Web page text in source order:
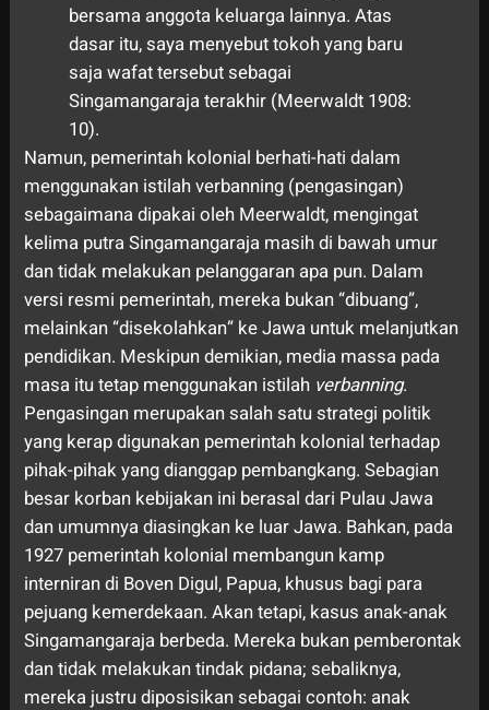
bersama anggota keluarga lainnya. Atas
dasar itu, saya menyebut tokoh yang baru
saja wafat tersebut sebagai
Singamangaraja terakhir (Meerwaldt 1908:
10).
Namun, pemerintah kolonial berhati-hati dalam
menggunakan istilah verbanning (pengasingan)
sebagaimana dipakai oleh Meerwaldt, mengingat
kelima putra Singamangaraja masih di bawah umur
dan tidak melakukan pelanggaran apa pun. Dalam
versi resmi pemerintah, mereka bukan “dibuang”,
melainkan “disekolahkan” ke Jawa untuk melanjutkan
pendidikan. Meskipun demikian, media massa pada
masa itu tetap menggunakan istilah verbanning.
Pengasingan merupakan salah satu strategi politik
yang kerap digunakan pemerintah kolonial terhadap
pihak-pihak yang dianggap pembangkang. Sebagian
besar korban kebijakan ini berasal dari Pulau Jawa
dan umumnya diasingkan ke luar Jawa. Bahkan, pada
1927 pemerintah kolonial membangun kamp
interniran di Boven Digul, Papua, khusus bagi para
pejuang kemerdekaan. Akan tetapi, kasus anak-anak
Singamangaraja berbeda. Mereka bukan pemberontak
dan tidak melakukan tindak pidana; sebaliknya,
mereka justru diposisikan sebagai contoh: anak